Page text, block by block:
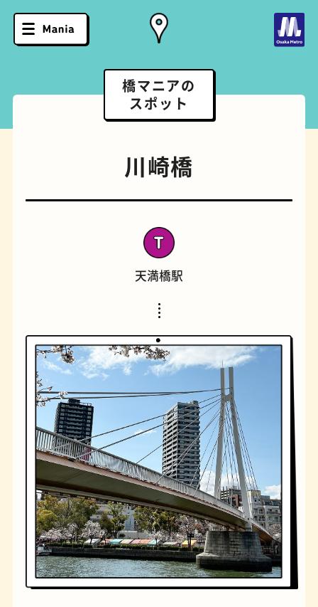
スポーツバー
ナポリタン
橋マニアの
スポット
川崎橋
天満橋駅